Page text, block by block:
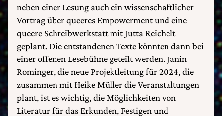
neben einer Lesung auch ein wissenschaftlicher
Vortrag über queeres Empowerment und eine
queere Schreibwerkstatt mit Jutta Reichelt
geplant. Die entstandenen Texte könnten dann bei
einer offenen Lesebühne geteilt werden. Janin
Rominger, die neue Projektleitung für 2024, die
zusammen mit Heike Müller die Veranstaltungen
plant, ist es wichtig, die Möglichkeiten von
Literatur für das Erkunden, Festigen und